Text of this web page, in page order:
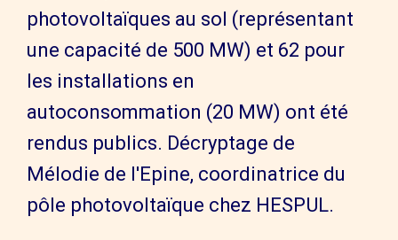
photovoltaïques au sol (représentant
une capacité de 500 MW) et 62 pour
les installations en
autoconsommation (20 MW) ont été
rendus publics. Décryptage de
Mélodie de l'Epine, ‎coordinatrice du
pôle photovoltaïque chez HESPUL.­